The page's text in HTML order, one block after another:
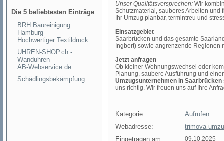
Die 5 beliebtesten Einträge
BRH Baureinigung
Hamburg
Hochwertiger Textildruck
UHREN-SHOP.ch -
Wanduhren
AB-Webservice.de
Schädlingsbekämpfung
Unser Qualitätsversprechen: Wir
Schutzmaterial, sauberes Arbeiten
Ihr Umzug planbar, termintreu und
Einsatzgebiet
Saarbrücken und das gesamte
Ingbert) sowie angrenzende Regionen
Jetzt anfragen
Ob kleiner Wohnungswechsel oder
Planung, saubere Ausführung und
Umzugsunternehmen in Saarbrücken
uns richtig. Wir freuen uns auf Ihre
Kategorie:
Aufrufen
Webadresse:
trimova-
Eingetragen am:
09.10.2025